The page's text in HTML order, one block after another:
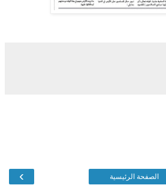
› الصفحة الرئيسية